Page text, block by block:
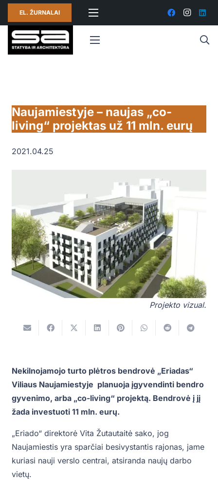
EL. ŽURNALAI
Naujamiestyje – naujas „co-
living“ projektas už 11 mln. eurų
2021.04.25
Projekto vizual.
Nekilnojamojo turto plėtros bendrovė „Eriadas“
Viliaus Naujamiestyje planuoja įgyvendinti bendro
gyvenimo, arba „co-living“ projektą. Bendrovė į jį
žada investuoti 11 mln. eurų.
„Eriado“ direktorė Vita Žutautaitė sako, jog
Naujamiestis yra sparčiai besivystantis rajonas, jame
kuriasi nauji verslo centrai, atsiranda naujų darbo
vietų.